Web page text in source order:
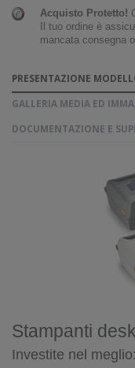
Acquisto Protetto!
Il tuo ordine è
mancata consegna
PRESENTAZIONE
GALLERIA MEDIA ED
DOCUMENTAZIONE E
Stampanti
Investite nel